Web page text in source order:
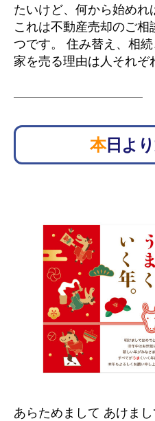
たいけど、何から始めれ
これは不動産売却のご
つです。 住み替え、相続
家を売る理由は人それ
本日よ
あらためまして あけま